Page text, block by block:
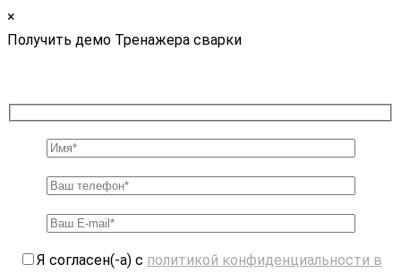
×
Получить демо Тренажера сварки
Я согласен(-а) с политикой конфиденциальности в